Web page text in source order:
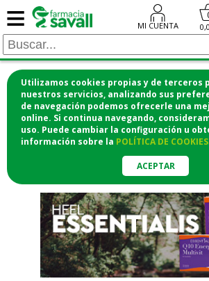
Utilizamos cookies propias y de terceros
nuestros servicios, analizando sus
de navegación podemos ofrecerle una
online. Si continua navegando,
uso. Puede cambiar la configuración u
información sobre la POLÍTICA DE COOKIES
ACEPTAR
≡ MI CUENTA
¡COMPRA
DESDE CASA Y
FARMACIA!o si lo prefieres
a casa